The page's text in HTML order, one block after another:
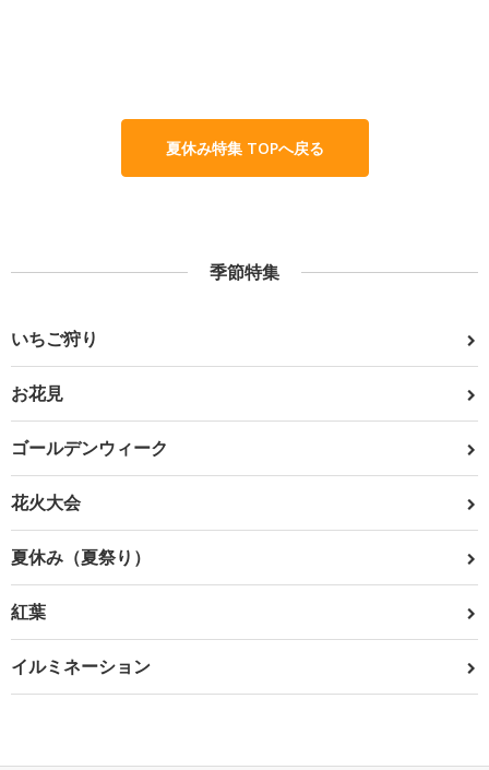
夏休み特集 TOPへ戻る
季節特集
いちご狩り
お花見
ゴールデンウィーク
花火大会
夏休み（夏祭り）
紅葉
イルミネーション